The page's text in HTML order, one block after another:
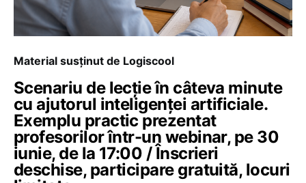
Material susținut de Logiscool
Scenariu de lecție în câteva minute
cu ajutorul inteligenței artificiale.
Exemplu practic prezentat
profesorilor într-un webinar, pe 30
iunie, de la 17:00 / Înscrieri
deschise, participare gratuită, locuri